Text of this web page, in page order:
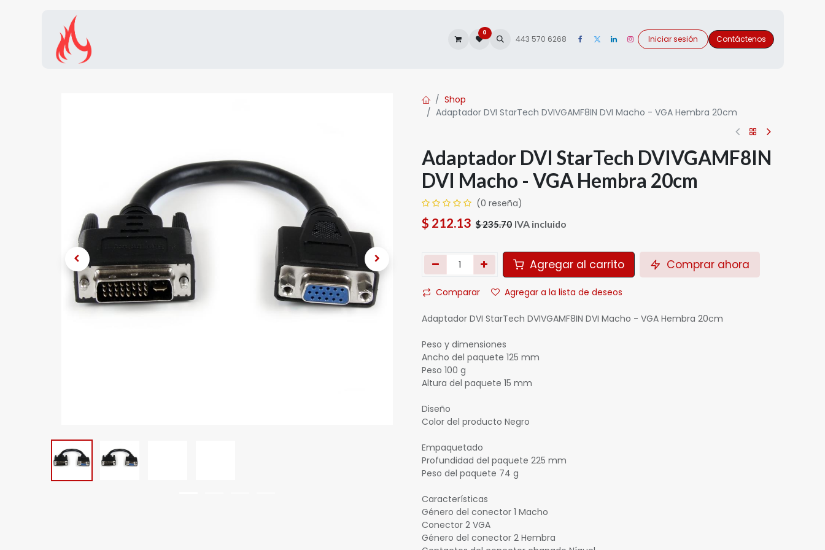
0
443 570 6268 Iniciar sesión Contáctenos
Shop
Adaptador DVI StarTech DVIVGAMF8IN DVI Macho - VGA Hembra 20cm
Adaptador DVI StarTech DVIVGAMF8IN
DVI Macho - VGA Hembra 20cm
(0 reseña)
$ 212.13 $235.70 IVA incluido
Agregar al carrito Comprar ahora
Comparar Agregar a la lista de deseos
Adaptador DVI StarTech DVIVGAMF8IN DVI Macho - VGA Hembra 20cm
Peso y dimensiones
Ancho del paquete 125 mm
Peso 100 g
Altura del paquete 15 mm
Diseño
Color del producto Negro
Empaquetado
Profundidad del paquete 225 mm
Peso del paquete 74 g
Características
Género del conector 1 Macho
Conector 2 VGA
Género del conector 2 Hembra